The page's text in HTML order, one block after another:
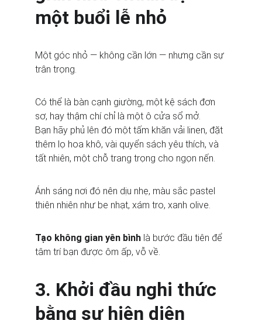
một buổi lễ nhỏ
Một góc nhỏ — không cần lớn — nhưng cần sự
trân trọng.
Có thể là bàn cạnh giường, một kệ sách đơn
sơ, hay thậm chí chỉ là một ô cửa sổ mở.
Bạn hãy phủ lên đó một tấm khăn vải linen, đặt
thêm lọ hoa khô, vài quyển sách yêu thích, và
tất nhiên, một chỗ trang trọng cho ngọn nến.
Ánh sáng nơi đó nên dịu nhẹ, màu sắc pastel
thiên nhiên như be nhạt, xám tro, xanh olive.
Tạo không gian yên bình là bước đầu tiên để
tâm trí bạn được ôm ấp, vỗ về.
3. Khởi đầu nghi thức
bằng sự hiện diện